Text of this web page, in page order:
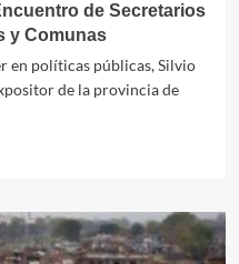
de Secretarios
y Comunas
en políticas públicas, Silvio
de la provincia de